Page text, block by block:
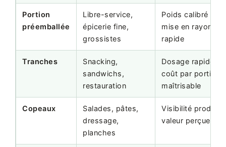
Portion
préemballée
Libre-service,
épicerie fine,
grossistes
Poids calibré et
mise en rayon
rapide
Tranches
Snacking,
sandwichs,
restauration
Dosage rapide et
coût par portion
maîtrisable
Copeaux
Salades, pâtes,
dressage,
planches
Visibilité produit
valeur perçue